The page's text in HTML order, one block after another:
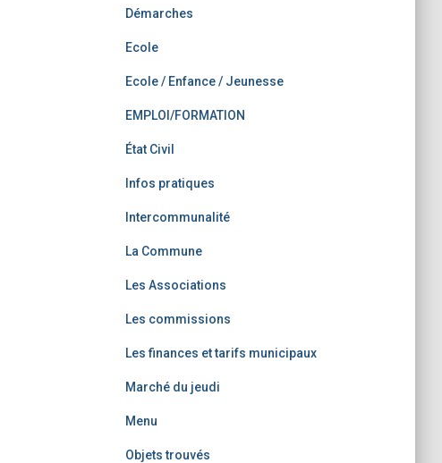
Démarches
Ecole
Ecole / Enfance / Jeunesse
EMPLOI/FORMATION
État Civil
Infos pratiques
Intercommunalité
La Commune
Les Associations
Les commissions
Les finances et tarifs municipaux
Marché du jeudi
Menu
Objets trouvés